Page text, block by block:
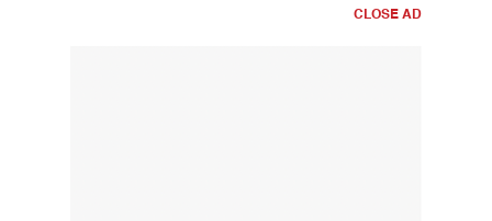
CLOSE AD